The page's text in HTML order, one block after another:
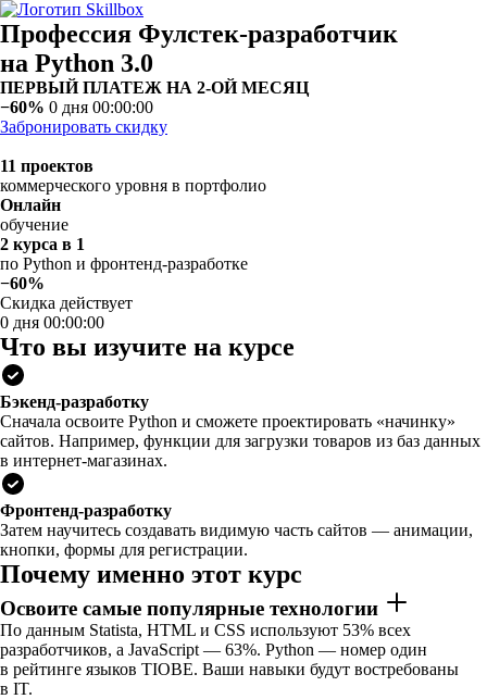
Профессия Фулстек-разработчик
на Python 3.0
ПЕРВЫЙ ПЛАТЕЖ НА 2-ОЙ МЕСЯЦ
−60% 0 дня 00:00:00
Забронировать скидку
11 проектов
коммерческого уровня в портфолио
Онлайн
обучение
2 курса в 1
по Python и фронтенд-разработке
−60%
Скидка действует
0 дня 00:00:00
Что вы изучите на курсе
Бэкенд-разработку
Сначала освоите Python и сможете проектировать «начинку»
сайтов. Например, функции для загрузки товаров из баз данных
в интернет-магазинах.
Фронтенд-разработку
Затем научитесь создавать видимую часть сайтов — анимации,
кнопки, формы для регистрации.
Почему именно этот курс
Освоите самые популярные технологии
По данным Statista, HTML и CSS используют 53% всех
разработчиков, а JavaScript — 63%. Python — номер один
в рейтинге языков TIOBE. Ваши навыки будут востребованы
в IT.